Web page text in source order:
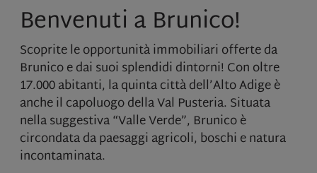
Benvenuti a Brunico!
Scoprite le opportunità immobiliari offerte da
Brunico e dai suoi splendidi dintorni! Con oltre
17.000 abitanti, la quinta città dell’Alto Adige è
anche il capoluogo della Val Pusteria. Situata
nella suggestiva “Valle Verde”, Brunico è
circondata da paesaggi agricoli, boschi e natura
incontaminata.